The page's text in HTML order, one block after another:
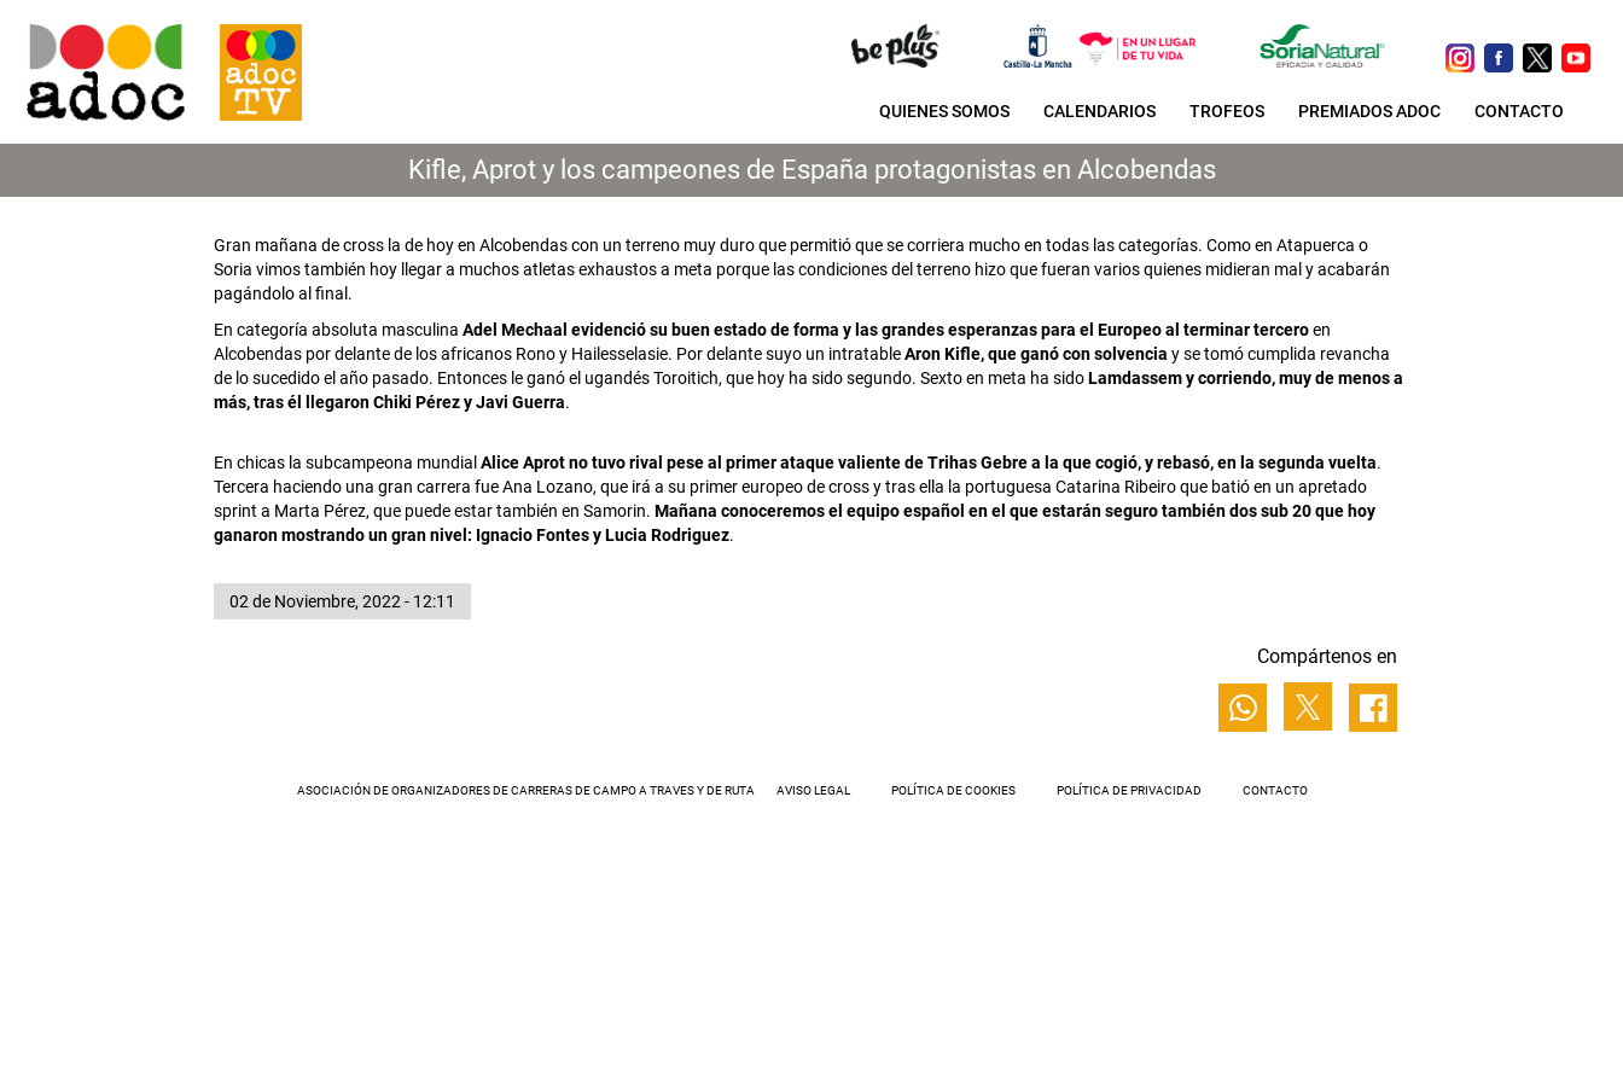
QUIENES SOMOS CALENDARIOS TROFEOS PREMIADOS ADOC CONTACTO
Kifle, Aprot y los campeones de España protagonistas en Alcobendas
Gran mañana de cross la de hoy en Alcobendas con un terreno muy duro que permitió que se corriera mucho en todas las categorías. Como en Atapuerca o
Soria vimos también hoy llegar a muchos atletas exhaustos a meta porque las condiciones del terreno hizo que fueran varios quienes midieran mal y acabarán
pagándolo al final.
En categoría absoluta masculina Adel Mechaal evidenció su buen estado de forma y las grandes esperanzas para el Europeo al terminar terceroen
Alcobendas por delante de los africanos Rono y Hailesselasie. Por delante suyo un intratableAron Kifle, que ganó con solvencia y se tomó cumplida revancha
de lo sucedido el año pasado. Entonces le ganó el ugandés Toroitich, que hoy ha sido segundo. Sexto en meta ha sidoLamdassem y corriendo, muy de menos a
más, tras él llegaron Chiki Pérez y Javi Guerra.
En chicas la subcampeona mundial Alice Aprot no tuvo rival pese al primer ataque valiente de Trihas Gebre a la que cogió, y rebasó, en la segunda vuelta.
Tercera haciendo una gran carrera fue Ana Lozano, que irá a su primer europeo de cross y tras ella la portuguesa Catarina Ribeiro que batió en un apretado
sprint a Marta Pérez, que puede estar también en Samorin. Mañana conoceremos el equipo español en el que estarán seguro también dos sub 20 que hoy
ganaron mostrando un gran nivel: Ignacio Fontes y Lucia Rodriguez.
02 de Noviembre, 2022 - 12:11
Compártenos en
ASOCIACIÓN DE ORGANIZADORES DE CARRERAS DE CAMPO A TRAVES Y DE RUTA AVISO LEGAL POLÍTICA DE COOKIES POLÍTICA DE PRIVACIDAD CONTACTO